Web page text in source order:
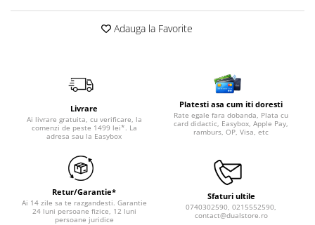
Adauga la Favorite
Livrare
Ai livrare gratuita, cu verificare, la
comenzi de peste 1499 lei*. La
adresa sau la Easybox
Platesti asa cum iti doresti
Rate egale fara dobanda, Plata cu
card didactic, Easybox, Apple Pay,
ramburs, OP, Visa, etc
Retur/Garantie*
Ai 14 zile sa te razgandesti. Garantie
24 luni persoane fizice, 12 luni
persoane juridice
Sfaturi ultile
0740302590, 0215552590,
contact@dualstore.ro